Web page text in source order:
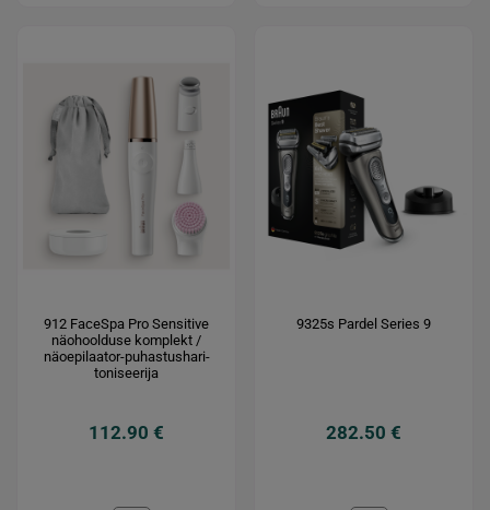
912 FaceSpa Pro Sensitive
näohoolduse komplekt /
näoepilaator-puhastushari-
toniseerija
112.90 €
9325s Pardel Series 9
282.50 €